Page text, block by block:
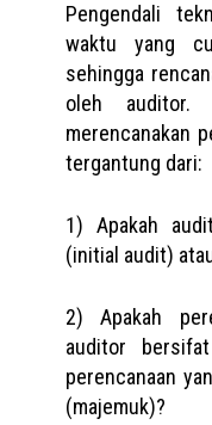
Pengendali
waktu yang
sehingga
oleh auditor.
merencanakan
tergantung dari:
1) Apakah
(initial audit)
2) Apakah
auditor
perencanaan
(majemuk)?